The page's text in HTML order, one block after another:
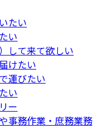
たい
い
して来て欲しい
けたい
運びたい
い
ー
事務作業・庶務業務